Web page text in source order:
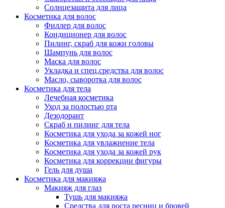
Солнцезащита для лица
Косметика для волос
Филлер для волос
Кондиционер для волос
Пилинг, скраб для кожи головы
Шампунь для волос
Маска для волос
Укладка и спец.средства для волос
Масло, сыворотка для волос
Косметика для тела
Лечебная косметика
Уход за полостью рта
Дезодорант
Скраб и пилинг для тела
Косметика для ухода за кожей ног
Косметика для увлажнение тела
Косметика для ухода за кожей рук
Косметика для коррекции фигуры
Гель для душа
Косметика для макияжа
Макияж для глаз
Тушь для макияжа
Средства для роста ресниц и бровей